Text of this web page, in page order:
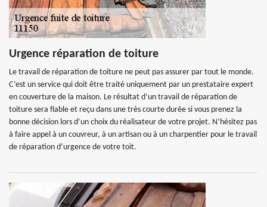
Urgence réparation de toiture
Le travail de réparation de toiture ne peut pas assurer par tout le monde.
C’est un service qui doit être traité uniquement par un prestataire expert
en couverture de la maison. Le résultat d’un travail de réparation de
toiture sera fiable et reçu dans une très courte durée si vous prenez la
bonne décision lors d’un choix du réalisateur de votre projet. N’hésitez pas
à faire appel à un couvreur, à un artisan ou à un charpentier pour le travail
de réparation d’urgence de votre toit.